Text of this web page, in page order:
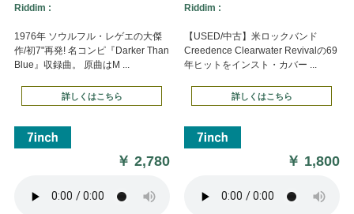
Riddim :
1976年 ソウルフル・レゲエの大傑
作/初7"再発! 名コンピ『Darker Than
Blue』収録曲。 原曲はM ...
詳しくはこちら
￥2,780
Riddim :
【USED/中古】米ロックバンド
Creedence Clearwater Revivalの69
年ヒットをインスト・カバー ...
詳しくはこちら
￥ 1,800